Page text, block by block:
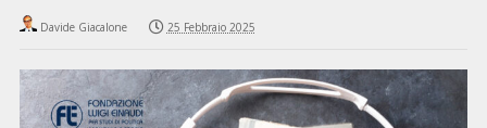
Davide Giacalone 25 Febbraio 2025